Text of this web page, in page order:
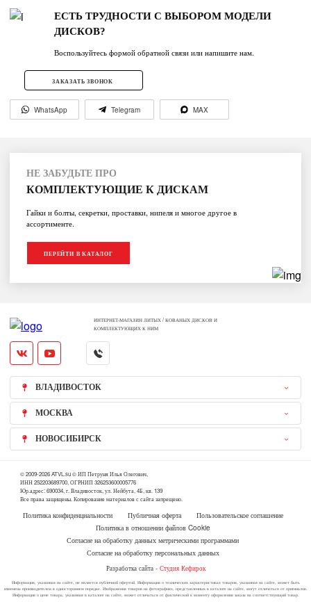
ЕСТЬ ТРУДНОСТИ С ВЫБОРОМ МОДЕЛИ
ДИСКОВ?
Воспользуйтесь формой обратной связи или напишите нам.
ЗАКАЗАТЬ ЗВОНОК
WhatsApp Telegram MAX
НЕ ЗАБУДЬТЕ ПРО
КОМПЛЕКТУЮЩИЕ К ДИСКАМ
Гайки и болты, секретки, проставки, нипеля и многое другое в
ассортименте.
ПЕРЕЙТИ В КАТАЛОГ
ИНТЕРНЕТ-МАГАЗИН ЛИТЫХ / КОВАНЫХ ДИСКОВ И
КОМПЛЕКТУЮЩИХ К НИМ
ВЛАДИВОСТОК
МОСКВА
НОВОСИБИРСК
© 2009-2026 ATVL.su © ИП Петруня Илья Олегович,
ИНН 252203689700, ОГРНИП 326253600005776
Юр.адрес: 690034, г. Владивосток, ул. Нейбута, 4Б, кв. 139
Все права защищены. Копирование материалов с сайта запрещено.
Политика конфиденциальности Публичная оферта
Пользовательское соглашение
Политика в отношении файлов Cookie
Согласие на обработку данных метрическими программами
Согласие на обработку персональных данных
Разработка сайта - Студия Кефирок
Информация, указанная на сайте, не является публичной офертой. Информация о технических характеристиках товаров, указанная на сайте, может быть
изменена производителем в одностороннем порядке. Изображения товаров на фотографиях, представленных в каталоге на сайте, могут отличаться от оригиналов.
Информация о цене товара, указанная в каталоге на сайте, может отличаться от фактической к моменту оформления заказа на соответствующий товар.